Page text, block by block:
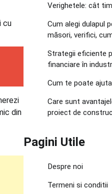
cu
din
Verighetele: cât
Cum alegi dulapul
măsori, verifici,
Strategii eficiente
financiare în
Cum te poate
Care sunt
proiect de
Pagini Utile
Despre noi
Termeni si conditii